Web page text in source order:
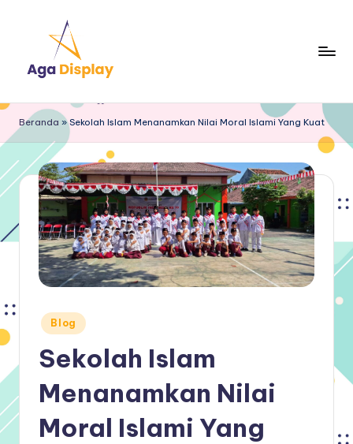
content
Beranda »Sekolah Islam Menanamkan Nilai Moral Islami Yang Kuat
Posted
in
Blog
Sekolah Islam
Menanamkan Nilai
Moral Islami Yang